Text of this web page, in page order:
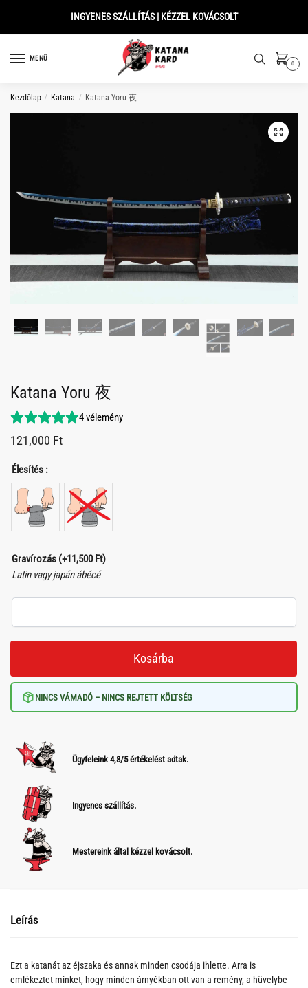
INGYENES SZÁLLÍTÁS | KÉZZEL KOVÁCSOLT
MENÜ
0
Kezdőlap / Katana / Katana Yoru 夜
Katana Yoru 夜
4vélemény
121,000 Ft
Élesítés :
Gravírozás (+11,500Ft)
Latin vagy japán ábécé
Kosárba
NINCS VÁMADÓ – NINCS REJTETT KÖLTSÉG
Ügyfeleink 4,8/5 értékelést adtak.
Ingyenes szállítás.
Mestereink által kézzel kovácsolt.
Leírás
Ezt a katanát az éjszaka és annak minden csodája ihlette. Arra is
emlékeztet minket, hogy minden árnyékban ott van a remény, a hüvelybe